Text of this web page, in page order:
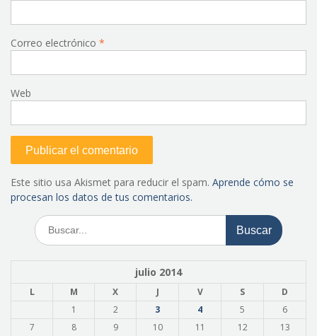
Correo electrónico *
Web
Este sitio usa Akismet para reducir el spam. Aprende cómo se
procesan los datos de tus comentarios.
Buscar:
julio 2014
L M X J V S
D
1
2 3 4 5
6
7
8 9 10 11 12 13